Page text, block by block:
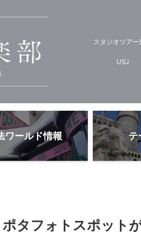
スタジオツアー
USJ
ワールド情報 テ
タフォトスポット